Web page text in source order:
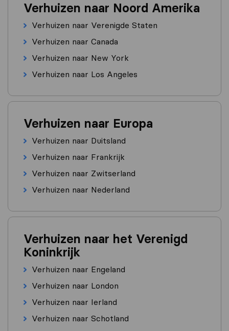
Verhuizen naar Noord Amerika
Verhuizen naar Verenigde Staten
Verhuizen naar Canada
Verhuizen naar New York
Verhuizen naar Los Angeles
Verhuizen naar Europa
Verhuizen naar Duitsland
Verhuizen naar Frankrijk
Verhuizen naar Zwitserland
Verhuizen naar Nederland
Verhuizen naar het Verenigd
Koninkrijk
Verhuizen naar Engeland
Verhuizen naar London
Verhuizen naar Ierland
Verhuizen naar Schotland